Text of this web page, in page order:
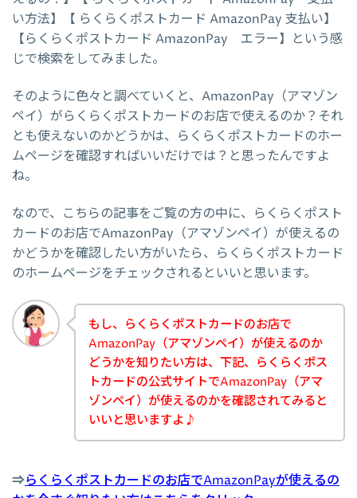
い方法】【 らくらくポストカード AmazonPay 支払い】
【らくらくポストカード AmazonPay エラー】という感
じで検索をしてみました。
そのように色々と調べていくと、AmazonPay（アマゾン
ペイ）がらくらくポストカードのお店で使えるのか？それ
とも使えないのかどうかは、らくらくポストカードのホー
ムページを確認すればいいだけでは？と思ったんですよ
ね。
なので、こちらの記事をご覧の方の中に、らくらくポスト
カードのお店でAmazonPay（アマゾンペイ）が使えるの
かどうかを確認したい方がいたら、らくらくポストカード
のホームページをチェックされるといいと思います。
もし、らくらくポストカードのお店で
AmazonPay（アマゾンペイ）が使えるのか
どうかを知りたい方は、下記、らくらくポス
トカードの公式サイトでAmazonPay（アマ
ゾンペイ）が使えるのかを確認されてみると
いいと思いますよ♪
⇒らくらくポストカードのお店でAmazonPayが使えるの